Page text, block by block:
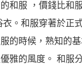
和服 ，價錢比和
。和服穿著於正
的時候，熟知的
雅的風度。 和服